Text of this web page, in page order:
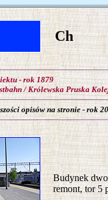
Ch
- rok 1879
/ Królewska Pruska
opisów na stronie - rok
Budynek
remont, tor 5